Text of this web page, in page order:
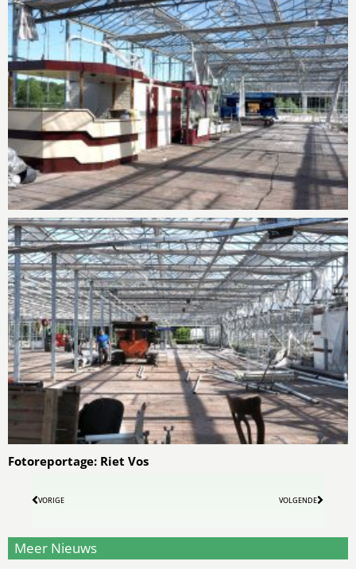
Fotoreportage: Riet Vos
VORIGE VOLGENDE
Meer Nieuws